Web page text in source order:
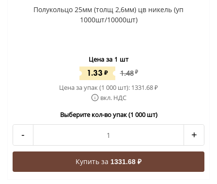
Полукольцо 25мм (толщ 2,6мм) цв никель (уп
1000шт/10000шт)
Цена за 1 шт
1.33 ₽ 1.48 ₽
Цена за упак (1 000 шт): 1331.68₽
вкл. НДС
Выберите кол-во упак (1 000 шт)
- +
Купить за 1331.68 ₽